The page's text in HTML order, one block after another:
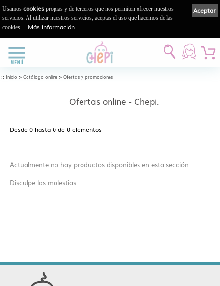
:: Inicio > Catálogo online > Ofertas y promociones
Ofertas online - Chepi.
Desde 0 hasta 0 de 0 elementos
Actualmente no hay productos disponibles en esta sección.
Disculpe las molestias.
Aceptar
Usamos cookies propias y de terceros que nos permiten ofrecer nuestros
servicios. Al utilizar nuestros servicios, aceptas el uso que hacemos de las
cookies.
Más información